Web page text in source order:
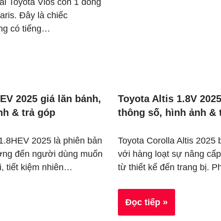
Toyota Vios còn 1 dòng
Đây là chiếc
có tiếng…
2025 giá lăn bánh,
& trả góp
2025 là phiên bản
đến người dùng muốn
tiết kiệm nhiên…
Toyota Altis 1.8V
thông số, hình ảnh &
Toyota Corolla Altis 2025
với hàng loạt sự nâng
từ thiết kế đến trang bị.
Đọc tiếp »